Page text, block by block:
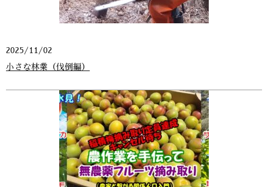
2025/11/02
小さな林業（伐倒編）